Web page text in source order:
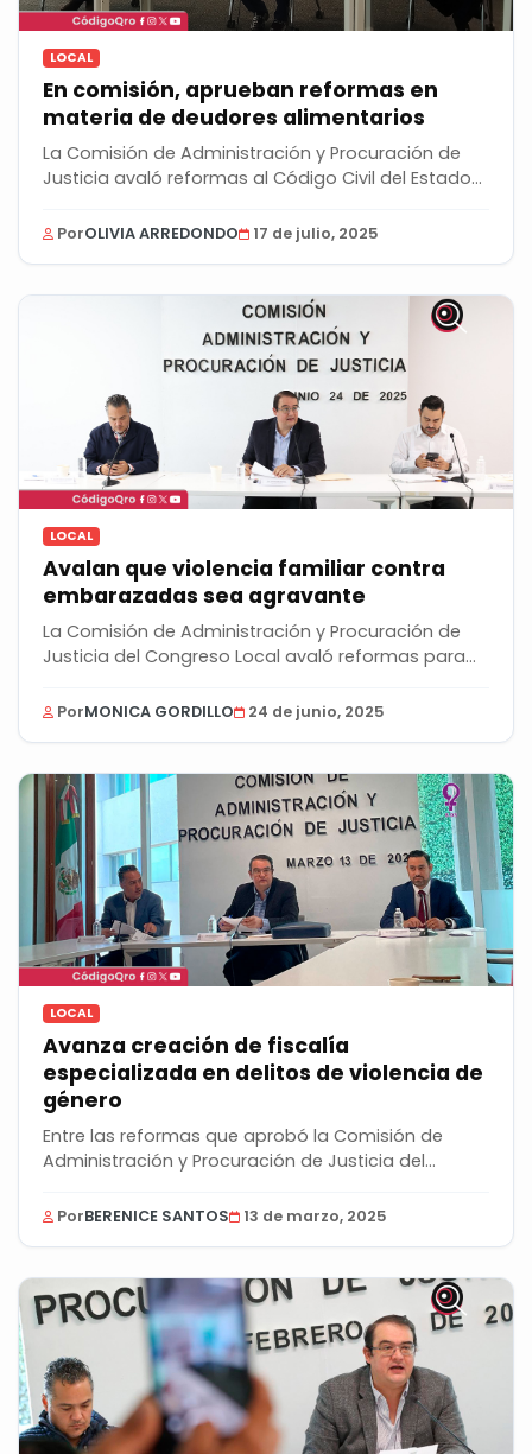
LOCAL
En comisión, aprueban reformas en
materia de deudores alimentarios
La Comisión de Administración y Procuración de
Justicia avaló reformas al Código Civil del Estado...
PorOLIVIA ARREDONDO 17 de julio, 2025
LOCAL
Avalan que violencia familiar contra
embarazadas sea agravante
La Comisión de Administración y Procuración de
Justicia del Congreso Local avaló reformas para...
PorMONICA GORDILLO 24 de junio, 2025
LOCAL
Avanza creación de fiscalía
especializada en delitos de violencia de
género
Entre las reformas que aprobó la Comisión de
Administración y Procuración de Justicia del
PorBERENICE SANTOS 13 de marzo, 2025